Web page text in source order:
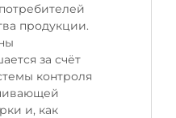
продукции.
за счёт
контроля
и, как